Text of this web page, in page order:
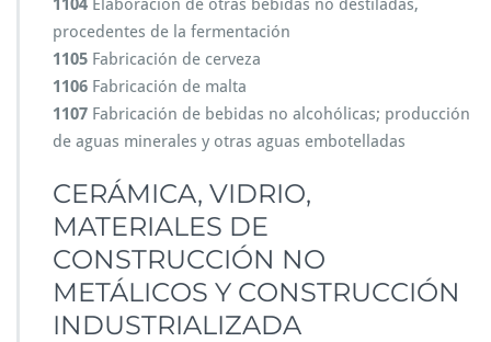
1104 Elaboración de otras bebidas no destiladas,
procedentes de la fermentación
1105 Fabricación de cerveza
1106 Fabricación de malta
1107 Fabricación de bebidas no alcohólicas; producción
de aguas minerales y otras aguas embotelladas
CERÁMICA, VIDRIO,
MATERIALES DE
CONSTRUCCIÓN NO
METÁLICOS Y CONSTRUCCIÓN
INDUSTRIALIZADA